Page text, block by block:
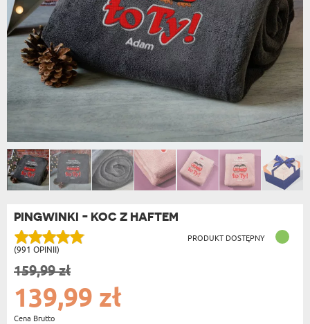
PINGWINKI - KOC Z HAFTEM
(991 OPINII)
PRODUKT DOSTĘPNY
159,99 zł
139,99 zł
Cena Brutto